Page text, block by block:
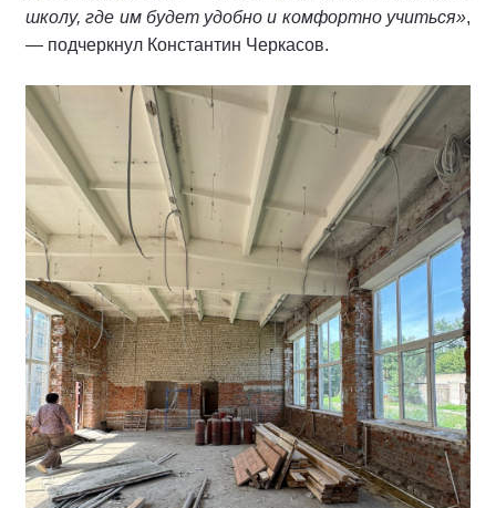
школу, где им будет удобно и комфортно учиться»,
— подчеркнул Константин Черкасов.